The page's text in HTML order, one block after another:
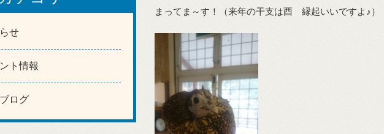
まってま～す！（来年の干支は酉 縁起いいですよ♪）
せ
ト情報
ログ